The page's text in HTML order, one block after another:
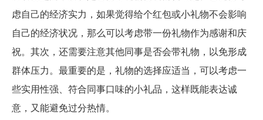
虑自己的经济实力，如果觉得给个红包或小礼物不会影响
自己的经济状况，那么可以考虑带一份礼物作为感谢和庆
祝。其次，还需要注意其他同事是否会带礼物，以免形成
群体压力。最重要的是，礼物的选择应适当，可以考虑一
些实用性强、符合同事口味的小礼品，这样既能表达诚
意，又能避免过分热情。